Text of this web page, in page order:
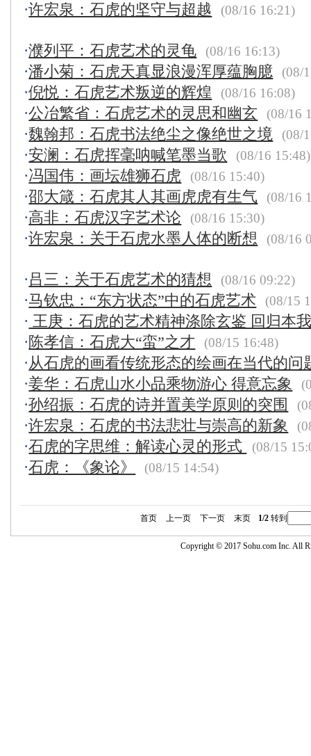
·许宏泉：石虎的坚守与超越 (08/16 16:21)
·濮列平：石虎艺术的灵龟 (08/16 16:13)
·潘小菊：石虎天真显浪漫浑厚蕴胸臆 (08/
·倪悦：石虎艺术叛逆的辉煌 (08/16 16:08)
·公冶繁省：石虎艺术的灵思和幽玄 (08/16
·魏翰邦：石虎书法绝尘之像绝世之境 (08/
·安澜：石虎挥毫呐喊笔墨当歌 (08/16 15:48)
·冯国伟：画坛雄狮石虎 (08/16 15:40)
·邵大箴：石虎其人其画虎虎有生气 (08/16
·高非：石虎汉字艺术论 (08/16 15:30)
·许宏泉：关于石虎水墨人体的断想 (08/16
· 吕三：关于石虎艺术的猜想 (08/16 09:22)
·马钦忠：“东方状态”中的石虎艺术 (08/15
· 王庚：石虎的艺术精神涤除玄鉴 回归本
·陈孝信：石虎大“蛮”之才 (08/15 16:48)
·从石虎的画看传统形态的绘画在当代的问
·姜华：石虎山水小品乘物游心 得意忘象
·孙绍振：石虎的诗并置美学原则的突围
·许宏泉：石虎的书法悲壮与崇高的新象
·石虎的字思维：解读心灵的形式 (08/15
·石虎：《象论》 (08/15 14:54)
首页 上一页 下一页 末页 1/2 转到
Copyright © 2017 Sohu.com Inc. All